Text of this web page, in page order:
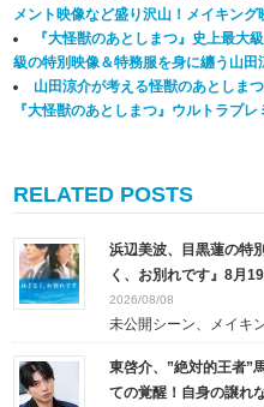
メント映像など盛り沢山！メイキング
『大怪獣のあとしまつ』史上最大
級の特別映像＆特務服を身に纏う山田
山田涼介が考える怪獣のあとしま
『大怪獣のあとしまつ』ウルトラプレ
RELATED POSTS
浜辺美波、目黒蓮の特
く、お別れです』8月
2026/08/08
未公開シーン、メイキ
東啓介、”絶対的王者”
ての覚醒！自身の譲れ